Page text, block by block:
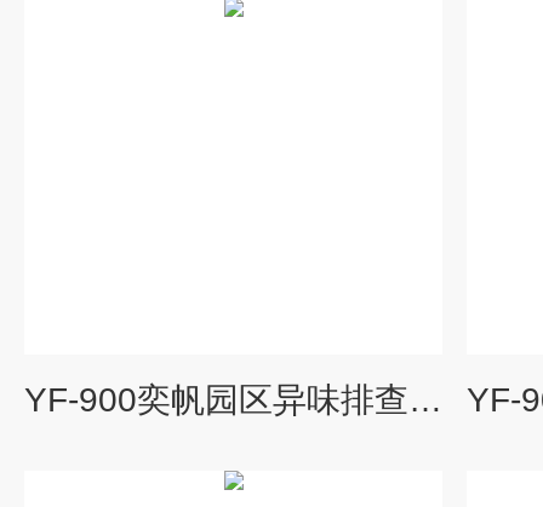
YF-900奕帆园区异味排查手提式恶臭在线监测仪厂家